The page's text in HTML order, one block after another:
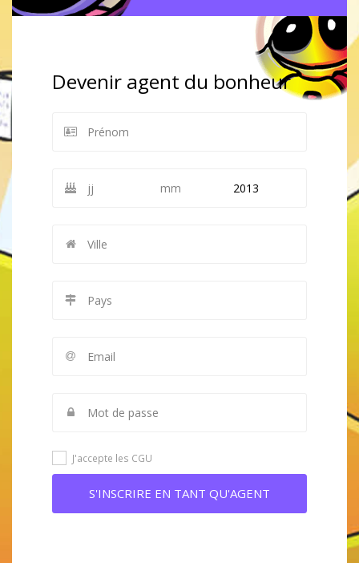
Devenir agent du bonheur
J'accepte les CGU
S'INSCRIRE EN TANT QU'AGENT